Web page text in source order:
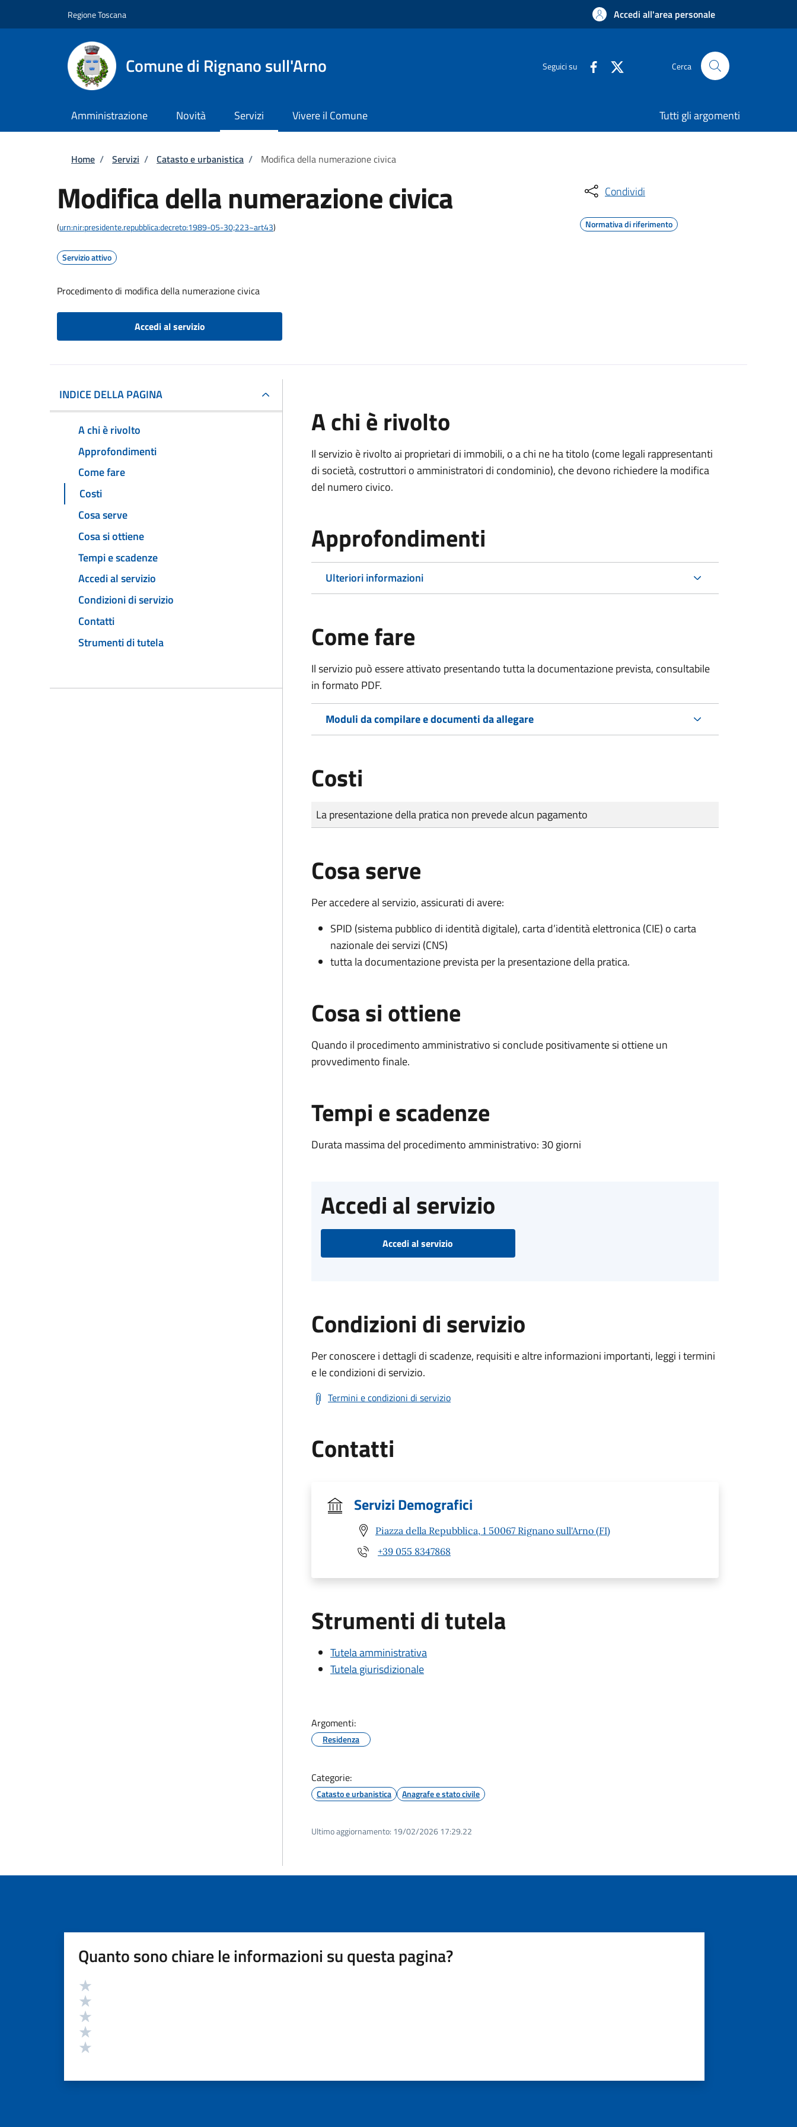
Regione Toscana Accedi all'area personale
Comune di Rignano sull'Arno Seguici su Cerca
Amministrazione Novità Servizi Vivere il Comune Tutti gli argomenti
Briciole di pane
Home / Servizi / Catasto e urbanistica / Modifica della numerazione civica
Modifica della numerazione civica
(urn:nir:presidente.repubblica:decreto:1989-05-30;223~art43)
Servizio attivo
Procedimento di modifica della numerazione civica
Accedi al servizio
Condividi
Normativa di riferimento
INDICE DELLA PAGINA
A chi è rivolto
Approfondimenti
Come fare
Costi
Cosa serve
Cosa si ottiene
Tempi e scadenze
Accedi al servizio
Condizioni di servizio
Contatti
Strumenti di tutela
A chi è rivolto
Il servizio è rivolto ai proprietari di immobili, o a chi ne ha titolo (come legali rappresentanti
di società, costruttori o amministratori di condominio), che devono richiedere la modifica
del numero civico.
Approfondimenti
Ulteriori informazioni
Come fare
Il servizio può essere attivato presentando tutta la documentazione prevista, consultabile
in formato PDF.
Moduli da compilare e documenti da allegare
Costi
Tipo di pagamento
Importo
La presentazione della pratica non prevede alcun pagamento
Cosa serve
Per accedere al servizio, assicurati di avere:
SPID (sistema pubblico di identità digitale), carta d’identità elettronica (CIE) o carta
nazionale dei servizi (CNS)
tutta la documentazione prevista per la presentazione della pratica.
Cosa si ottiene
Quando il procedimento amministrativo si conclude positivamente si ottiene un
provvedimento finale.
Tempi e scadenze
Durata massima del procedimento amministrativo: 30 giorni
Accedi al servizio
Accedi al servizio
Condizioni di servizio
Per conoscere i dettagli di scadenze, requisiti e altre informazioni importanti, leggi i termini
e le condizioni di servizio.
Termini e condizioni di servizio
Contatti
Servizi Demografici
Piazza della Repubblica, 1 50067 Rignano sull'Arno (FI)
+39 055 8347868
Strumenti di tutela
Tutela amministrativa
Tutela giurisdizionale
Argomenti:
Residenza
Categorie:
Catasto e urbanistica Anagrafe e stato civile
Ultimo aggiornamento: 19/02/2026 17:29.22
Quanto sono chiare le informazioni su questa pagina?
Valutazione